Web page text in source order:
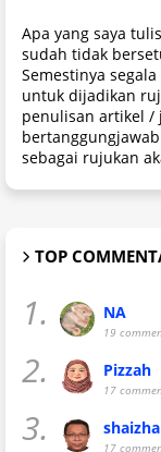
Apa yang saya
sudah tidak
Semestinya
untuk dijadikan
penulisan artikel /
sebagai rujukan
TOP
1. NA
19
2. Pizzah
17
3. 17